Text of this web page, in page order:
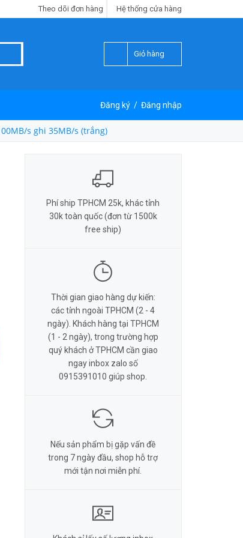
Hệ thống cửa hàng
Theo dõi đơn hàng
Giỏ hàng
Đăng ký / Đăng nhập
s ghi 35MB/s (trắng)
Phí ship TPHCM 25k, khác tỉnh
30k toàn quốc (đơn từ 1500k
free ship)
Thời gian giao hàng dự kiến:
các tỉnh ngoài TPHCM (2 - 4
ngày). Khách hàng tại TPHCM
(1 - 2 ngày), trong trường hợp
quý khách ở TPHCM cần giao
ngay inbox zalo số
0915391010 giúp shop.
Nếu sản phẩm bị gặp vấn đề
trong 7 ngày đầu, shop hỗ trợ
mới tận nơi miễn phí.